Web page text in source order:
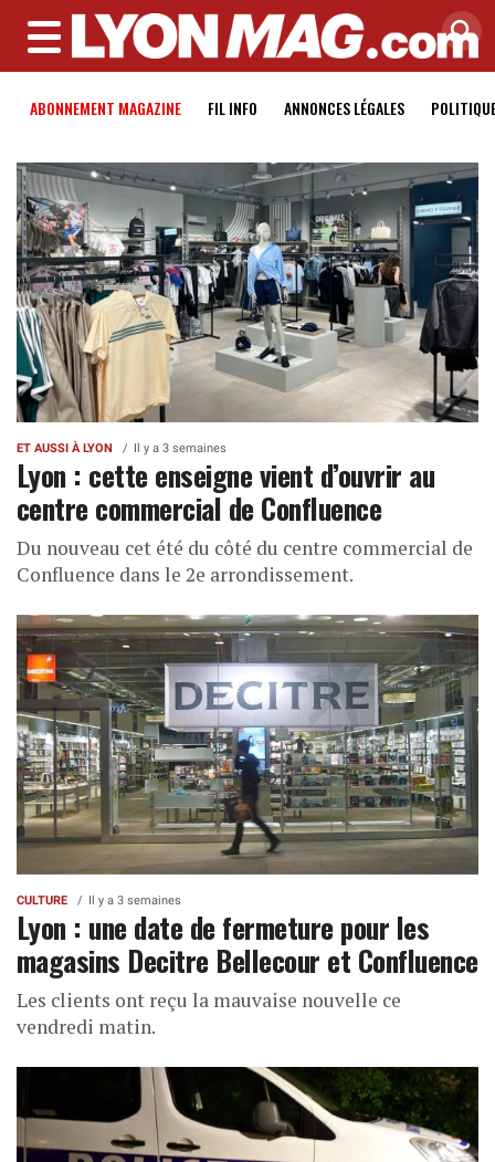
MENU
ABONNEMENT MAGAZINE FIL INFO ANNONCES LÉGALES
ET AUSSI À LYON Il y a 3 semaines
Lyon : cette enseigne vient d’ouvrir au
centre commercial de Confluence
Du nouveau cet été du côté du centre commercial de
Confluence dans le 2e arrondissement.
CULTURE Il y a 3 semaines
Lyon : une date de fermeture pour les
magasins Decitre Bellecour et Confluence
Les clients ont reçu la mauvaise nouvelle ce
vendredi matin.